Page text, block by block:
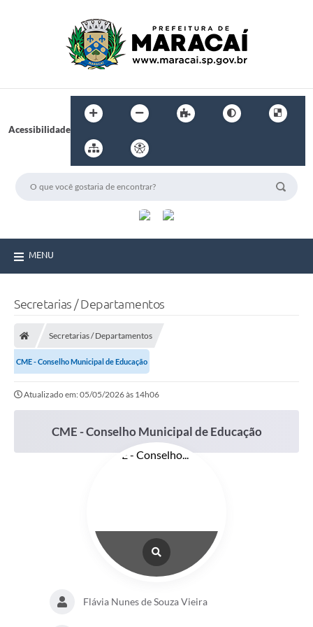
Acessibilidade
MENU
Secretarias / Departamentos
Secretarias / Departamentos
CME - Conselho Municipal de Educação
Atualizado em: 05/05/2026 às 14h06
CME - Conselho Municipal de Educação
Flávia Nunes de Souza Vieira